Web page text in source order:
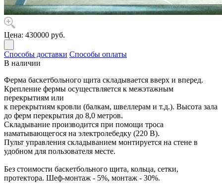
Цена: 430000 руб.
Способы доставки Способы оплаты
В наличии
Ферма баскетбольного щита складывается вверх и вперед.
Крепление фермы осуществляется к межэтажным
перекрытиям или
к перекрытиям кровли (балкам, швеллерам и т.д.). Высота зала
до ферм перекрытия до 8,0 метров.
Складывание производится при помощи троса
наматывающегося на электролебедку (220 В).
Пульт управления складыванием монтируется на стене в
удобном для пользователя месте.
Без стоимости баскетбольного щита, кольца, сетки,
протектора. Шеф-монтаж - 5%, монтаж - 30%.